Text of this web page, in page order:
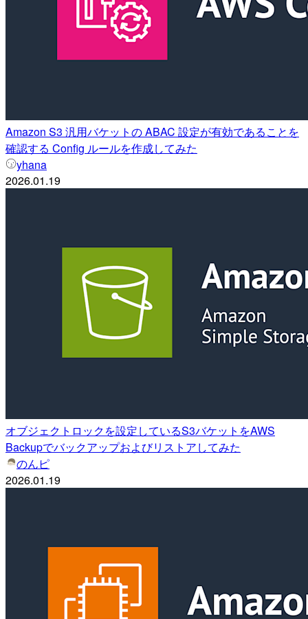
Amazon S3 汎用バケットの ABAC 設定が有効であることを
確認する Config ルールを作成してみた
yhana
2026.01.19
オブジェクトロックを設定しているS3バケットをAWS
Backupでバックアップおよびリストアしてみた
のんピ
2026.01.19